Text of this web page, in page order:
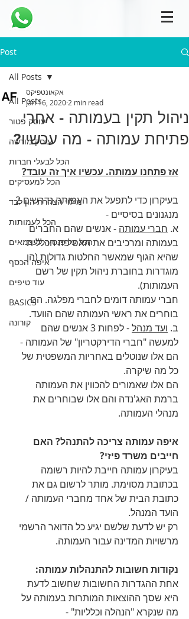
Post
All Posts
עוסק פטור
עוסק מורשה
הכל לבעלי חברות
הכל למעסיקים
מילוי הצהרת הון לבד
הכל לעמותות
הכל על פנסיה לעצמאים
איפה הכסף
עוד טיפים
BASICS
קורונה
All Posts
ניהול תקין בעמותה - אחרי
פתיחת עמותה - מה עכשיו?
אקאונטפיקס
Jan 16, 2020 2 min read
אז פתחנו עמותה. עכשיו איך זה עובד?
בעיקרון כדי לתפעל את העמותה נדרשים 2
מנגנונים בסיסיים -
א. חברי עמותה - אנשים שהם החברים
בעמותה ומרכיבים את האסיפה הכללית
שהיא הגוף שמאשר החלטות גדולות (הן
מוגדרות בחוברת ניהול תקין של רשם
העמותות).
חברי עמותה דומים לחברי מפלגה. הם
בוחרים את ראשי העמותה שהם הוועד.
ב. ועד מנהל
- לפחות 3 אנשים שהם
למעשה "חברי הדירקטריון" של העמותה -
הם אלו שנוטלים באחריות המשפטית של
כל מה שיקרה.
הם אלו שאמורים להכווין את העמותה
ברמת האג'נדה והם אלו שבוחרים את
מנהלי העמותה.
איפה עמותה צריכה להתנהל? האם
חייבים משרד פיזי?
בעיקרון עמותה חייבת להיות רשומה
בכתובת מסוימת. מותר לרשום גם את
כתובת הבית של אחד מחברי העמותה /
הועד המנהל.
רק יש לדעת שלשם יגיע כל הדואר הרשמי
מרשויות המדינה עבור העמותה.
נקודות חשובות להתנהלות עמותה:
אחת ההגדרות החשובות שחשוב לדעת
היא שסך ההוצאות המותרות בעמותה על
מה שנקרא "הנהלה וכלליות" -